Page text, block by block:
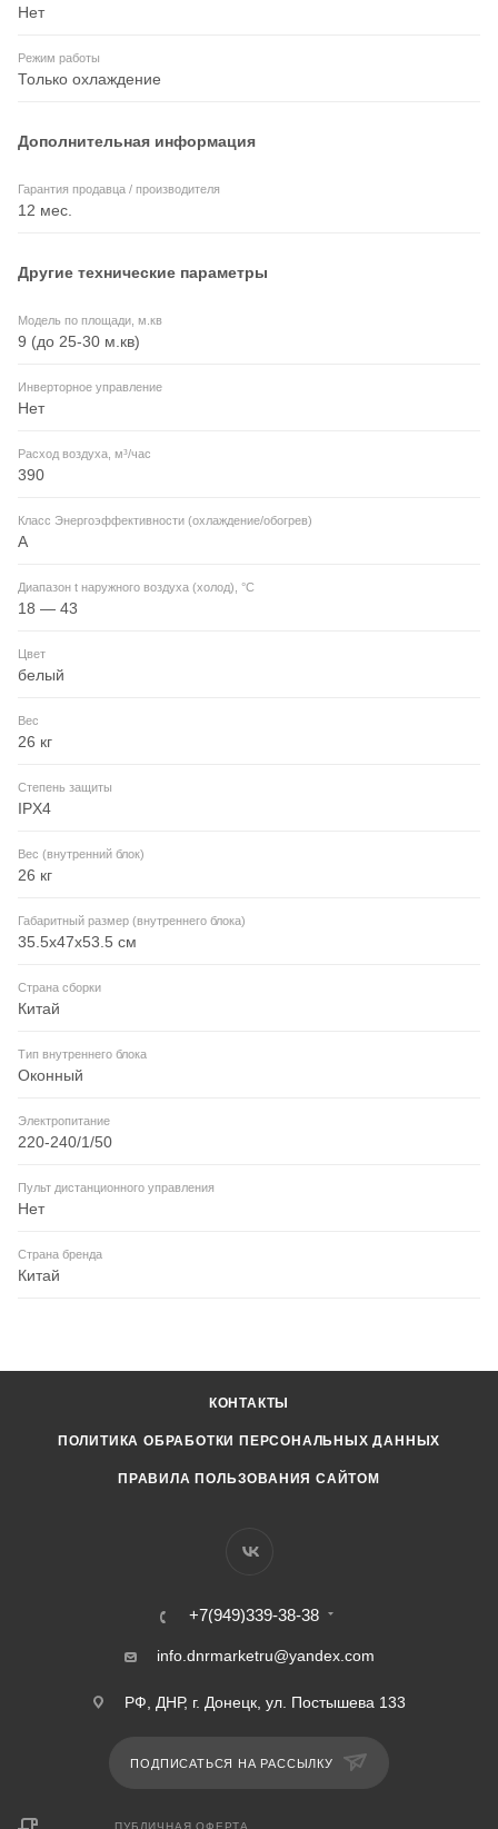
Нет
Режим работы
Только охлаждение
Дополнительная информация
Гарантия продавца / производителя
12 мес.
Другие технические параметры
Модель по площади, м.кв
9 (до 25-30 м.кв)
Инверторное управление
Нет
Расход воздуха, м³/час
390
Класс Энергоэффективности (охлаждение/обогрев)
A
Диапазон t наружного воздуха (холод), °C
18 — 43
Цвет
белый
Вес
26 кг
Степень защиты
IPX4
Вес (внутренний блок)
26 кг
Габаритный размер (внутреннего блока)
35.5x47x53.5 см
Страна сборки
Китай
Тип внутреннего блока
Оконный
Электропитание
220-240/1/50
Пульт дистанционного управления
Нет
Страна бренда
Китай
КОНТАКТЫ
ПОЛИТИКА ОБРАБОТКИ ПЕРСОНАЛЬНЫХ ДАННЫХ
ПРАВИЛА ПОЛЬЗОВАНИЯ САЙТОМ
+7(949)339-38-38
info.dnrmarketru@yandex.com
РФ, ДНР, г. Донецк, ул. Постышева 133
ПОДПИСАТЬСЯ НА РАССЫЛКУ
ПУБЛИЧНАЯ ОФЕРТА